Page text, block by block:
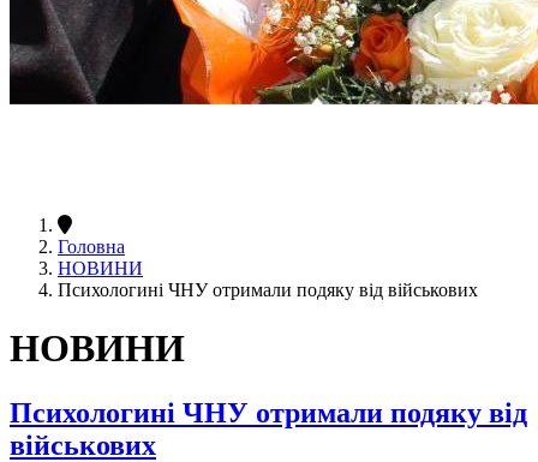
Головна
НОВИНИ
Психологині ЧНУ отримали подяку від військових
НОВИНИ
Психологині ЧНУ отримали подяку від
військових